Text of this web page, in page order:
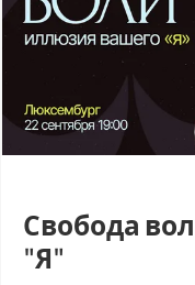
Свобода
"Я"